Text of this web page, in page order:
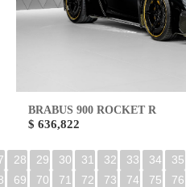
BRABUS 900 ROCKET R
$ 636,822
28 29 30 31 32 33 34 35
69 70 71 72 73 74 75 76